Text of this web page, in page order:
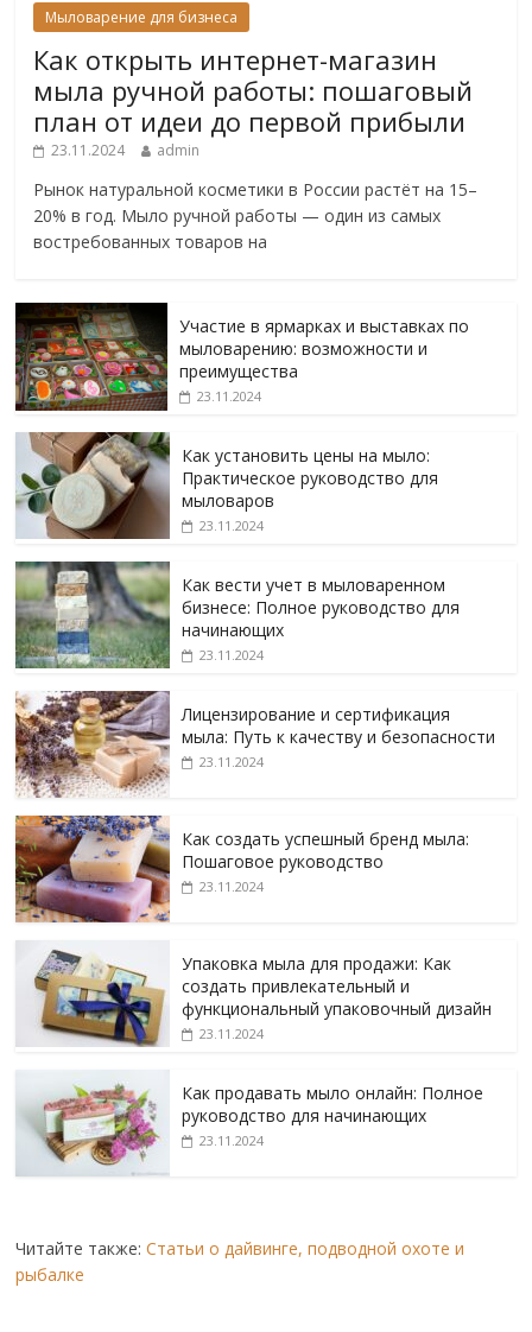
Мыловарение для бизнеса
Как открыть интернет-магазин
мыла ручной работы: пошаговый
план от идеи до первой прибыли
23.11.2024 admin
Рынок натуральной косметики в России растёт на 15–
20% в год. Мыло ручной работы — один из самых
востребованных товаров на
Участие в ярмарках и выставках по
мыловарению: возможности и
преимущества
23.11.2024
Как установить цены на мыло:
Практическое руководство для
мыловаров
23.11.2024
Как вести учет в мыловаренном
бизнесе: Полное руководство для
начинающих
23.11.2024
Лицензирование и сертификация
мыла: Путь к качеству и безопасности
23.11.2024
Как создать успешный бренд мыла:
Пошаговое руководство
23.11.2024
Упаковка мыла для продажи: Как
создать привлекательный и
функциональный упаковочный дизайн
23.11.2024
Как продавать мыло онлайн: Полное
руководство для начинающих
23.11.2024
Читайте также:Статьи о дайвинге, подводной охоте и
рыбалке